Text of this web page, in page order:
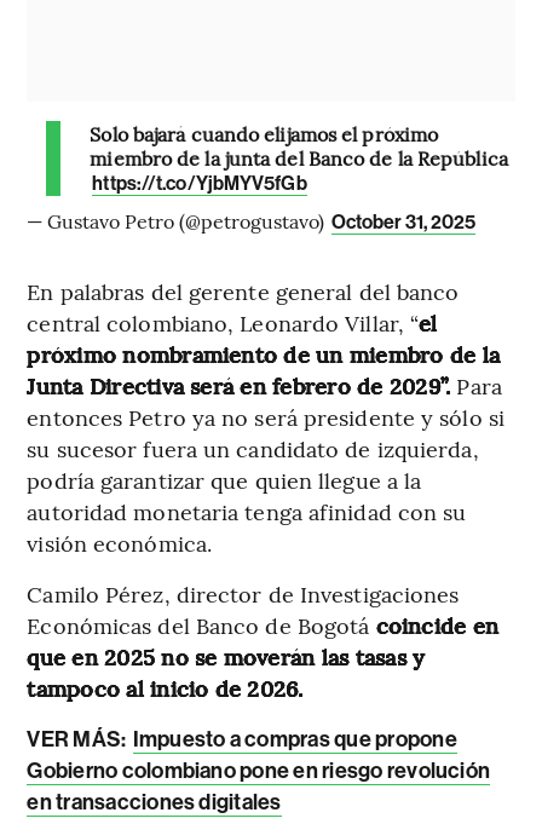
Solo bajará cuando elijamos el próximo
miembro de la junta del Banco de la República
https://t.co/YjbMYV5fGb
— Gustavo Petro (@petrogustavo) October 31, 2025
En palabras del gerente general del banco
central colombiano, Leonardo Villar, “el
próximo nombramiento de un miembro de la
Junta Directiva será en febrero de 2029”. Para
entonces Petro ya no será presidente y sólo si
su sucesor fuera un candidato de izquierda,
podría garantizar que quien llegue a la
autoridad monetaria tenga afinidad con su
visión económica.
Camilo Pérez, director de Investigaciones
Económicas del Banco de Bogotá coincide en
que en 2025 no se moverán las tasas y
tampoco al inicio de 2026.
VER MÁS: Impuesto a compras que propone
Gobierno colombiano pone en riesgo revolución
en transacciones digitales